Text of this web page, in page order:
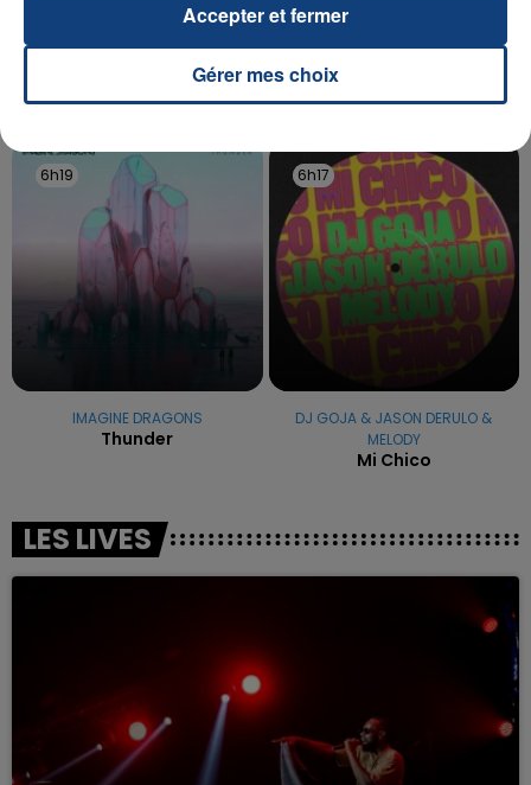
La famille a porté plainte contre la clinique qui a
reconnu sa responsabilité et présenté ses
TITRES DIFFUSÉS
6h19
6h19
IMAGINE DRAGONS
Thunder
6h17
6h17
DJ GOJA & JASON DERULO &
MELODY
Mi Chico
LES LIVES
Gérer mes choix
Accepter et fermer